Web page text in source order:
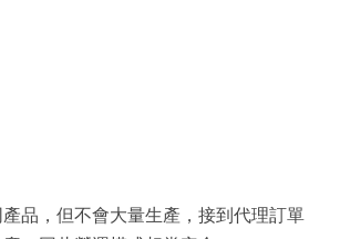
產品，但不會大量生產，接到代理訂單